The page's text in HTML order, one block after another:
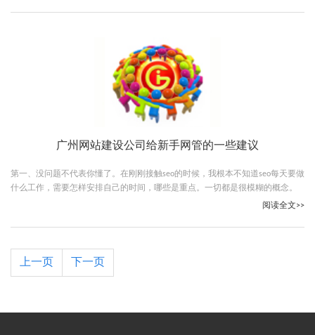
广州网站建设公司给新手网管的一些建议
第一、没问题不代表你懂了。在刚刚接触seo的时候，我根本不知道seo每天要做
什么工作，需要怎样安排自己的时间，哪些是重点。一切都是很模糊的概念。
只是在同事的带领下，做着看似简单但却重要工作，就是外链。刚开始每天就
阅读全文>>
上一页 下一页